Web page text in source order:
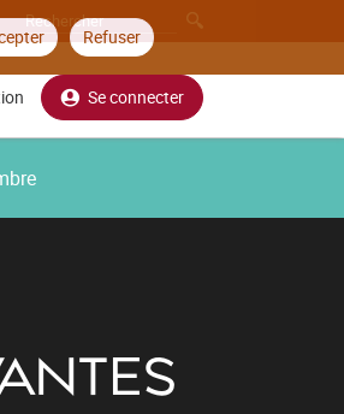
Refuser
Se connecter